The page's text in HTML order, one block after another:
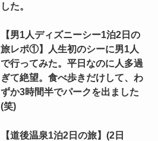
した。
【男1人ディズニーシー1泊2日の
旅レポ①】人生初のシーに男1人
で行ってみた。平日なのに人多過
ぎて絶望。食べ歩きだけして、わ
ずか3時間半でパークを出ました
(笑)
【道後温泉1泊2日の旅】(2日